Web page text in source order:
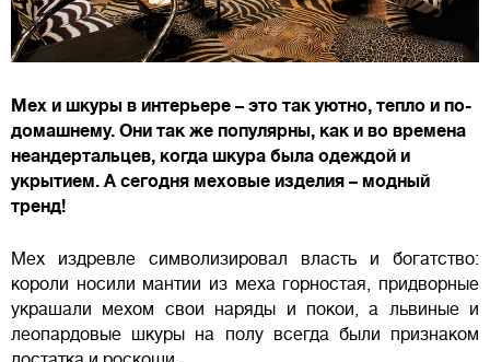
Мех и шкуры в интерьере – это так уютно, тепло и по-
домашнему. Они так же популярны, как и во времена
неандертальцев, когда шкура была одеждой и
укрытием. А сегодня меховые изделия – модный
тренд!
Мех издревле символизировал власть и богатство:
короли носили мантии из меха горностая, придворные
украшали мехом свои наряды и покои, а львиные и
леопардовые шкуры на полу всегда были признаком